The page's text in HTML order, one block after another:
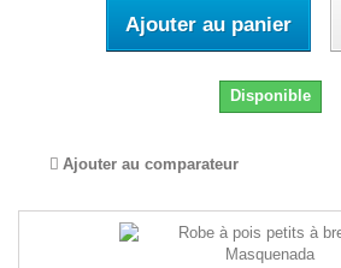
Ajouter au panier
Disponible
Ajouter au comparateur